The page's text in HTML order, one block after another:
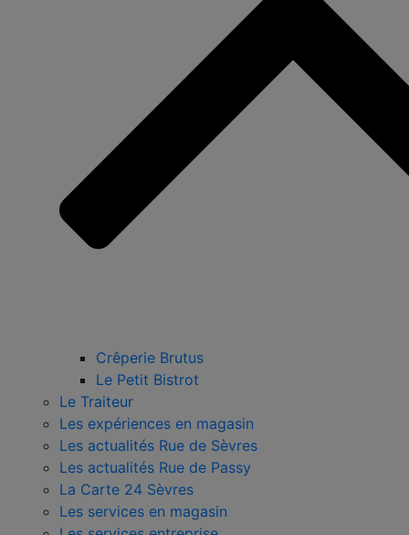
Crêperie Brutus
Le Petit Bistrot
Le Traiteur
Les expériences en magasin
Les actualités Rue de Sèvres
Les actualités Rue de Passy
La Carte 24 Sèvres
Les services en magasin